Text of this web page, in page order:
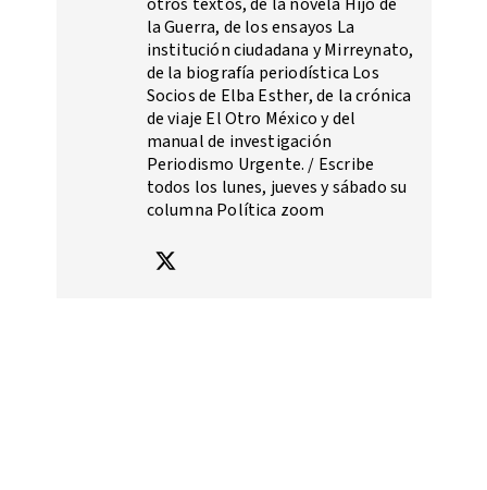
la Guerra, de los ensayos La
institución ciudadana y Mirreynato,
de la biografía periodística Los
Socios de Elba Esther, de la crónica
de viaje El Otro México y del
manual de investigación
Periodismo Urgente. / Escribe
todos los lunes, jueves y sábado su
columna Política zoom